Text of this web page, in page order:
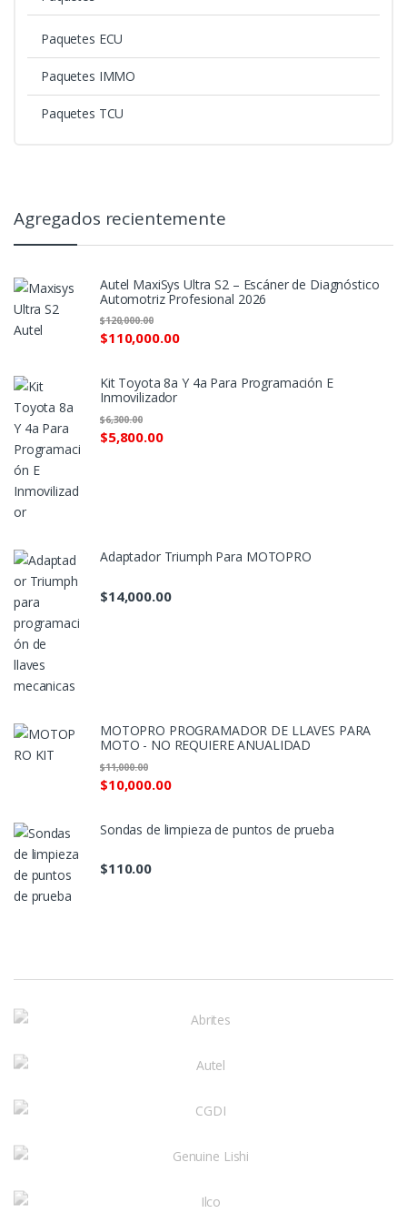
Paquetes ECU
Paquetes IMMO
Paquetes TCU
Agregados recientemente
Autel MaxiSys Ultra S2 – Escáner de Diagnóstico
Automotriz Profesional 2026
$110,000.00
$120,000.00
Kit Toyota 8a Y 4a Para Programación E
Inmovilizador
$5,800.00
$6,300.00
Adaptador Triumph Para MOTOPRO
$14,000.00
MOTOPRO PROGRAMADOR DE LLAVES PARA
MOTO - NO REQUIERE ANUALIDAD
$10,000.00
$11,000.00
Sondas de limpieza de puntos de prueba
$110.00
D